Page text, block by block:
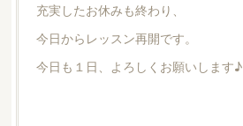
充実したお休みも終わり、
今日からレッスン再開です。
今日も１日、よろしくお願いします♪